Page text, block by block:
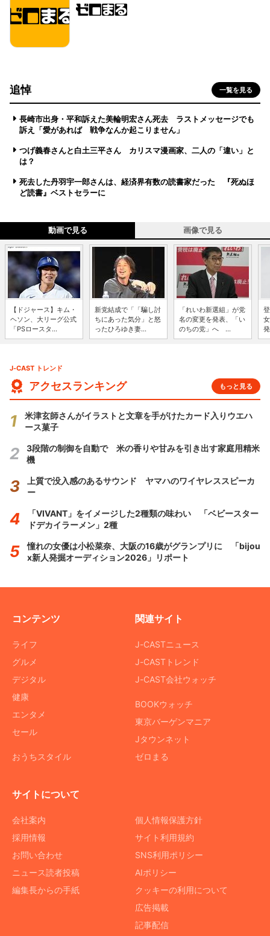
追悼 一覧を見る
長崎市出身・平和訴えた美輪明宏さん死去 ラストメッセージでも
訴え「愛があれば 戦争なんか起こりません」
つげ義春さんと白土三平さん カリスマ漫画家、二人の「違い」と
は？
死去した丹羽宇一郎さんは、経済界有数の読書家だった 『死ぬほ
ど読書』ベストセラーに
動画で見る 画像で見る
【ドジャース】キム・
ヘソン、大リーグ公式
「PSロースタ...
新党結成で「「騙し討
ちにあった気分」と怒
ったひろゆき妻...
「れいわ新選組」が党
名の変更を発表、「い
のちの党」へ ...
J-CAST トレンド
アクセスランキング もっと見る
米津玄師さんがイラストと文章を手がけたカード入りウエハ
ース菓子
3段階の制御を自動で 米の香りや甘みを引き出す家庭用精米
機
上質で没入感のあるサウンド ヤマハのワイヤレススピーカ
ー
「VIVANT」をイメージした2種類の味わい 「ベビースター
ドデカイラーメン」2種
憧れの女優は小松菜奈、大阪の16歳がグランプリに 「bijou
x新人発掘オーディション2026」リポート
コンテンツ
ライフ
グルメ
デジタル
健康
エンタメ
セール
おうちスタイル
関連サイト
J-CASTニュース
J-CASTトレンド
J-CAST会社ウォッチ
BOOKウォッチ
東京バーゲンマニア
Jタウンネット
ゼロまる
サイトについて
会社案内
採用情報
お問い合わせ
ニュース読者投稿
編集長からの手紙
個人情報保護方針
サイト利用規約
SNS利用ポリシー
AIポリシー
クッキーの利用について
広告掲載
記事配信